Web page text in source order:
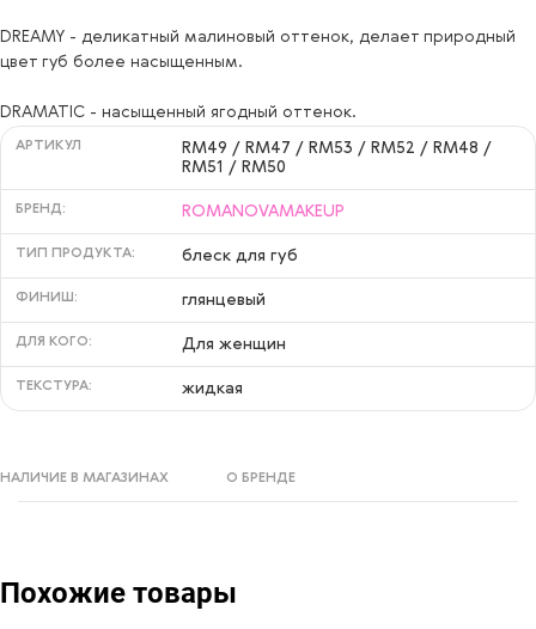
DREAMY - деликатный малиновый оттенок, делает природный
цвет губ более насыщенным.
DRAMATIC - насыщенный ягодный оттенок.
АРТИКУЛ
RM49 / RM47 / RM53 / RM52 / RM48 /
RM51 / RM50
БРЕНД: ROMANOVAMAKEUP
ТИП ПРОДУКТА: блеск для губ
ФИНИШ: глянцевый
ДЛЯ КОГО: Для женщин
ТЕКСТУРА: жидкая
НАЛИЧИЕ В МАГАЗИНАХ О БРЕНДЕ
Похожие товары